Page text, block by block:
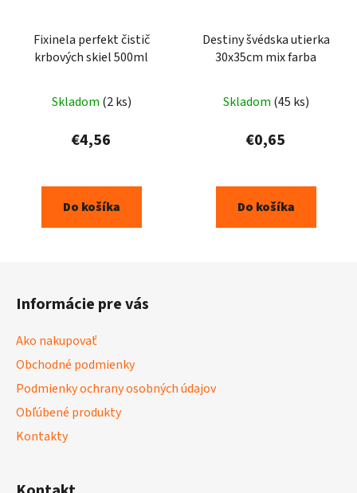
Fixinela perfekt čistič
krbových skiel 500ml
Skladom (2 ks)
€4,56
Do košíka
Destiny švédska utierka
30x35cm mix farba
Skladom (45 ks)
€0,65
Do košíka
Informácie pre vás
Ako nakupovať
Obchodné podmienky
Podmienky ochrany osobných údajov
Obľúbené produkty
Kontakty